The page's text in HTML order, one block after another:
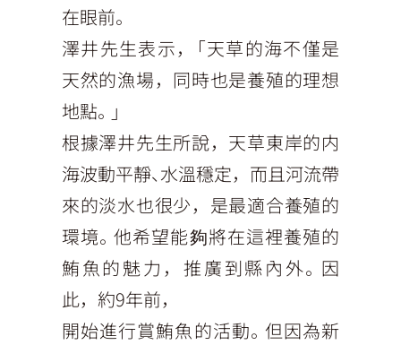
在眼前。
澤井先生表示，「天草的海不僅是
天然的漁場，同時也是養殖的理想
地點。」
根據澤井先生所說，天草東岸的内
海波動平靜、水溫穩定，而且河流帶
來的淡水也很少，是最適合養殖的
環境。他希望能夠將在這裡養殖的
鮪魚的魅力，推廣到縣內外。因
此，約9年前，
開始進行賞鮪魚的活動。但因為新